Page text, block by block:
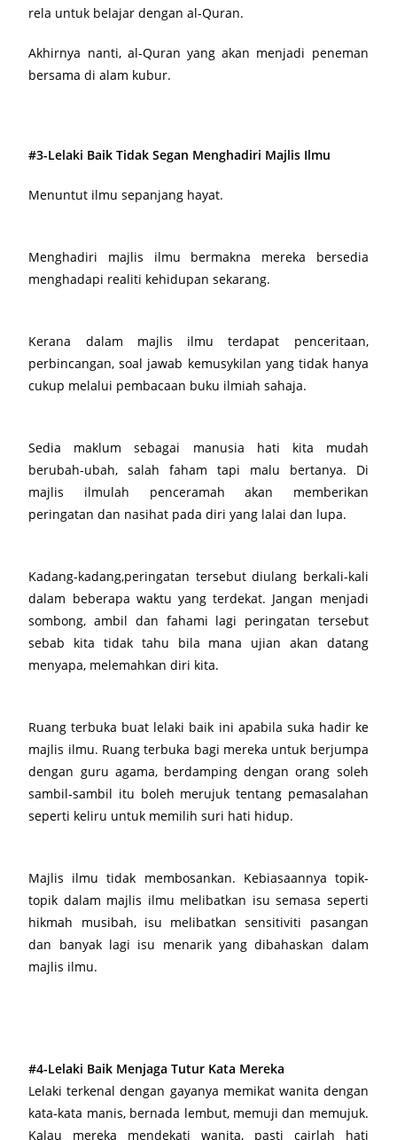
rela untuk belajar dengan al-Quran.
Akhirnya nanti, al-Quran yang akan menjadi peneman
bersama di alam kubur.
#3-Lelaki Baik Tidak Segan Menghadiri Majlis Ilmu
Menuntut ilmu sepanjang hayat.
Menghadiri majlis ilmu bermakna mereka bersedia
menghadapi realiti kehidupan sekarang.
Kerana dalam majlis ilmu terdapat penceritaan,
perbincangan, soal jawab kemusykilan yang tidak hanya
cukup melalui pembacaan buku ilmiah sahaja.
Sedia maklum sebagai manusia hati kita mudah
berubah-ubah, salah faham tapi malu bertanya. Di
majlis ilmulah penceramah akan memberikan
peringatan dan nasihat pada diri yang lalai dan lupa.
Kadang-kadang,peringatan tersebut diulang berkali-kali
dalam beberapa waktu yang terdekat. Jangan menjadi
sombong, ambil dan fahami lagi peringatan tersebut
sebab kita tidak tahu bila mana ujian akan datang
menyapa, melemahkan diri kita.
Ruang terbuka buat lelaki baik ini apabila suka hadir ke
majlis ilmu. Ruang terbuka bagi mereka untuk berjumpa
dengan guru agama, berdamping dengan orang soleh
sambil-sambil itu boleh merujuk tentang pemasalahan
seperti keliru untuk memilih suri hati hidup.
Majlis ilmu tidak membosankan. Kebiasaannya topik-
topik dalam majlis ilmu melibatkan isu semasa seperti
hikmah musibah, isu melibatkan sensitiviti pasangan
dan banyak lagi isu menarik yang dibahaskan dalam
majlis ilmu.
#4-Lelaki Baik Menjaga Tutur Kata Mereka
Lelaki terkenal dengan gayanya memikat wanita dengan
kata-kata manis, bernada lembut, memuji dan memujuk.
Kalau mereka mendekati wanita, pasti cairlah hati